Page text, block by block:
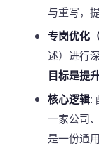
与重写，
专岗优化
述）进行
目标是提
核心逻辑:
一家公司
是一份通